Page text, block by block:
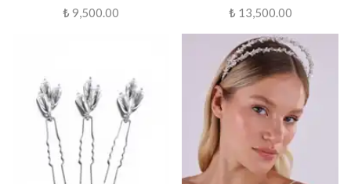
₺ 9,500.00 ₺ 13,500.00